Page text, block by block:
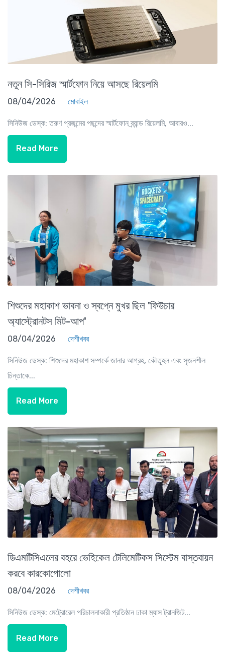
নতুন সি-সিরিজ স্মার্টফোন নিয়ে আসছে রিয়েলমি
08/04/2026 মোবাইল
সিনিউজ ডেস্ক: তরুণ প্রজন্মের পছন্দের স্মার্টফোন ব্র্যান্ড রিয়েলমি, আবারও...
Read More
শিশুদের মহাকাশ ভাবনা ও স্বপ্নে মুখর ছিল 'ফিউচার
অ্যাস্ট্রোনটস মিট-আপ'
08/04/2026 দেশীখবর
সিনিউজ ডেস্ক: শিশুদের মহাকাশ সম্পর্কে জানার আগ্রহ, কৌতূহল এবং সৃজনশীল
চিন্তাকে...
Read More
ডিএমটিসিএলের বহরে ভেহিকেল টেলিমেটিকস সিস্টেম বাস্তবায়ন
করবে কারকোপোলো
08/04/2026 দেশীখবর
সিনিউজ ডেস্ক: মেট্রোরেল পরিচালনাকারী প্রতিষ্ঠান ঢাকা ম্যাস ট্রানজিট...
Read More